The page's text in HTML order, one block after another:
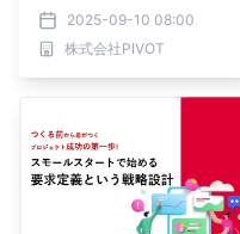
するのか ～ オンライン無
料ウェビナー
2025-09-10 08:00
株式会社PIVOT